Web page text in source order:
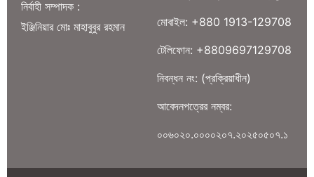
নির্বাহী সম্পাদক :
ইঞ্জিনিয়ার মোঃ মাহাবুবুর রহমান
মোবাইল: +880 1913-129708
টেলিফোন: +8809697129708
নিবন্ধন নং: (প্রক্রিয়াধীন)
আবেদনপত্রের নম্বর:
০০৬০২০.০০০০২০৭.২০২৫০৫০৭.১